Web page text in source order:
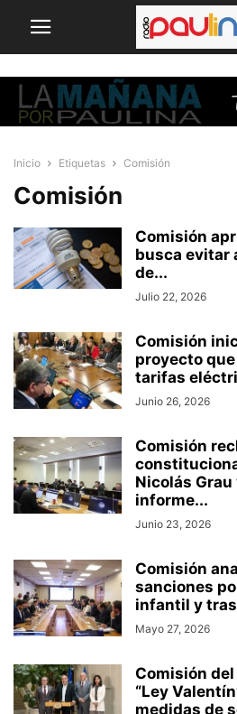
Inicio Etiquetas Comisión
Comisión
Comisión
busca evitar
de...
Julio 22, 2026
Comisión
proyecto
tarifas
Junio 26, 2026
Comisión
Nicolás
informe...
Junio 23, 2026
Comisión
sanciones
infantil y
Mayo 27, 2026
Comisión
“Ley
medidas de